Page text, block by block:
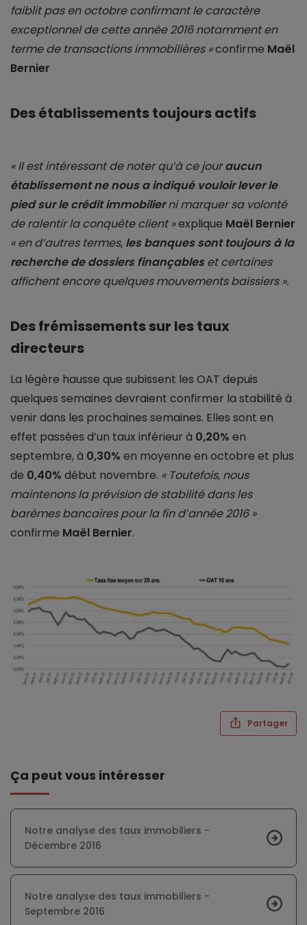
faiblit pas en octobre confirmant le caractère
exceptionnel de cette année 2016 notamment en
terme de transactions immobilières »confirme Maël
Bernier
Des établissements toujours actifs
« Il est intéressant de noter qu’à ce jouraucun
établissement ne nous a indiqué vouloir lever le
pied sur le crédit immobilierni marquer sa volonté
de ralentir la conquête client »explique Maël Bernier
« en d’autres termes, les banques sont toujours à la
recherche de dossiers finançableset certaines
affichent encore quelques mouvements baissiers ».
Des frémissements sur les taux
directeurs
La légère hausse que subissent les OAT depuis
quelques semaines devraient confirmer la stabilité à
venir dans les prochaines semaines. Elles sont en
effet passées d’un taux inférieur à 0,20% en
septembre, à 0,30% en moyenne en octobre et plus
de 0,40% début novembre. « Toutefois, nous
maintenons la prévision de stabilité dans les
barèmes bancaires pour la fin d’année 2016 »
confirme Maël Bernier.
Partager
Ça peut vous intéresser
Notre analyse des taux immobiliers -
Décembre 2016
Notre analyse des taux immobiliers -
Septembre 2016